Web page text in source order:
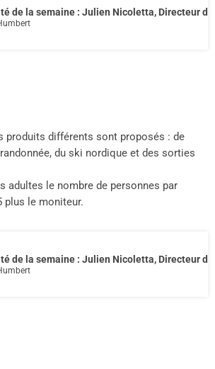
produits différents sont proposés : de
du ski nordique et des sorties
adultes le nombre de personnes par
plus le moniteur.